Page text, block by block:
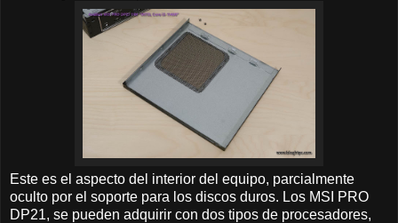
Este es el aspecto del interior del equipo, parcialmente
oculto por el soporte para los discos duros. Los MSI PRO
DP21, se pueden adquirir con dos tipos de procesadores,